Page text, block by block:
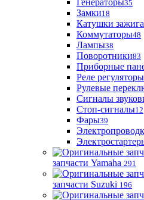
Генераторы35
Замки18
Катушки
Коммутаторы48
Лампы38
Поворотники83
Приборные
Реле регуляторы
Рулевые
Сигналы
Стоп-сигналы12
Фары39
запчасти Yamaha 291
запчасти Suzuki 196